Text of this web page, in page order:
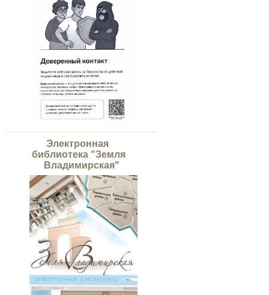
Электронная
библиотека "Земля
Владимирская"